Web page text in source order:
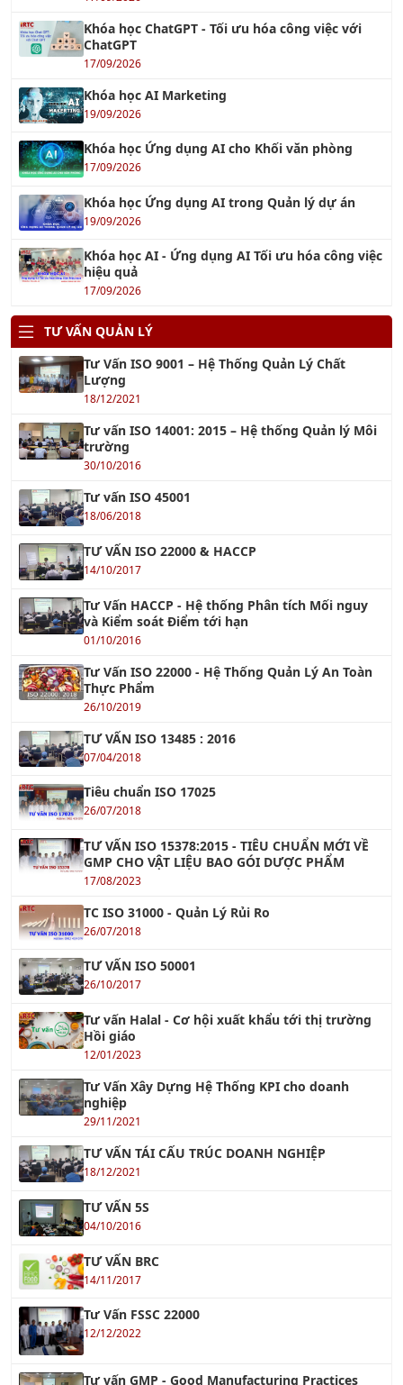
Khóa học ChatGPT - Tối ưu hóa công việc với
ChatGPT
17/09/2026
Khóa học AI Marketing
19/09/2026
Khóa học Ứng dụng AI cho Khối văn phòng
17/09/2026
Khóa học Ứng dụng AI trong Quản lý dự án
19/09/2026
Khóa học AI - Ứng dụng AI Tối ưu hóa công việc
hiệu quả
17/09/2026
TƯ VẤN QUẢN LÝ
Tư Vấn ISO 9001 – Hệ Thống Quản Lý Chất
Lượng
18/12/2021
Tư vấn ISO 14001: 2015 – Hệ thống Quản lý Môi
trường
30/10/2016
Tư vấn ISO 45001
18/06/2018
TƯ VẤN ISO 22000 & HACCP
14/10/2017
Tư Vấn HACCP - Hệ thống Phân tích Mối nguy
và Kiểm soát Điểm tới hạn
01/10/2016
Tư Vấn ISO 22000 - Hệ Thống Quản Lý An Toàn
Thực Phẩm
26/10/2019
TƯ VẤN ISO 13485 : 2016
07/04/2018
Tiêu chuẩn ISO 17025
26/07/2018
TƯ VẤN ISO 15378:2015 - TIÊU CHUẨN MỚI VỀ
GMP CHO VẬT LIỆU BAO GÓI DƯỢC PHẨM
17/08/2023
TC ISO 31000 - Quản Lý Rủi Ro
26/07/2018
TƯ VẤN ISO 50001
26/10/2017
Tư vấn Halal - Cơ hội xuất khẩu tới thị trường
Hồi giáo
12/01/2023
Tư Vấn Xây Dựng Hệ Thống KPI cho doanh
nghiệp
29/11/2021
TƯ VẤN TÁI CẤU TRÚC DOANH NGHIỆP
18/12/2021
TƯ VẤN 5S
04/10/2016
TƯ VẤN BRC
14/11/2017
Tư Vấn FSSC 22000
12/12/2022
Tư vấn GMP - Good Manufacturing Practices